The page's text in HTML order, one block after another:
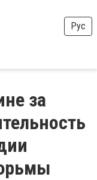
Рус
за